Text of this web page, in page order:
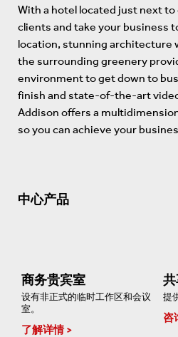
With a hotel located just next
clients and take your business
location, stunning architecture
the surrounding greenery
environment to get down to
finish and state-of-the-art
Addison offers a
so you can achieve your
中心产品
商务贵宾室
设有非正式的临时工作区和会议
室。
了解详情
提
咨